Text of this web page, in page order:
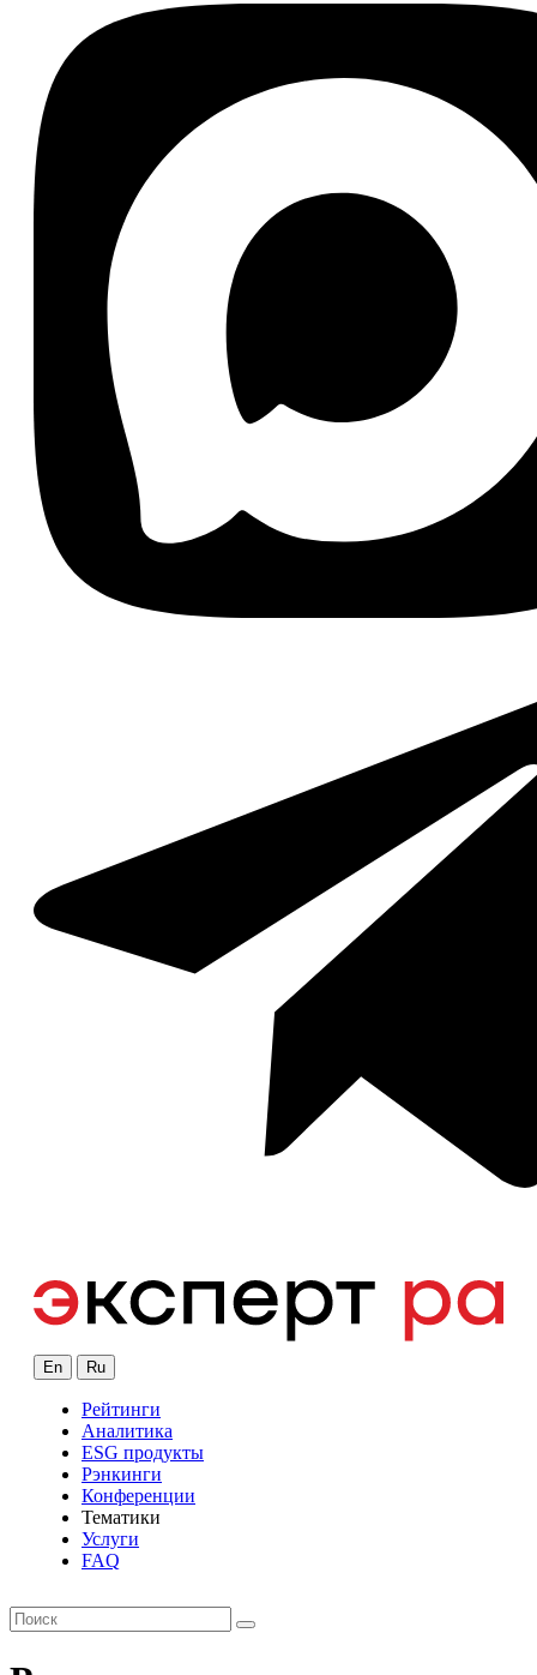
En Ru
Рейтинги
Аналитика
ESG продукты
Рэнкинги
Конференции
Тематики
Услуги
FAQ